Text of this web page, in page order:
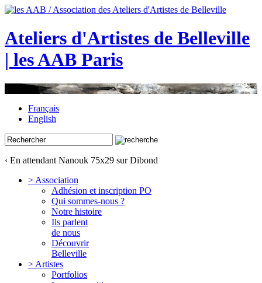
Ateliers d'Artistes de Belleville
| les AAB Paris
Français
English
‹ En attendant Nanouk 75x29 sur Dibond
> Association
Adhésion et inscription PO
Qui sommes-nous ?
Notre histoire
Ils parlent
de nous
Découvrir
Belleville
> Artistes
Portfolios